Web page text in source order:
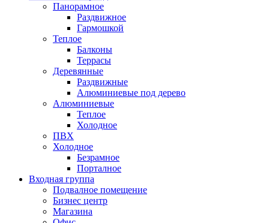
Панорамное
Раздвижное
Гармошкой
Теплое
Балконы
Террасы
Деревянные
Раздвижные
Алюминиевые под дерево
Алюминиевые
Теплое
Холодное
ПВХ
Холодное
Безрамное
Порталное
Входная группа
Подвалное помещение
Бизнес центр
Магазина